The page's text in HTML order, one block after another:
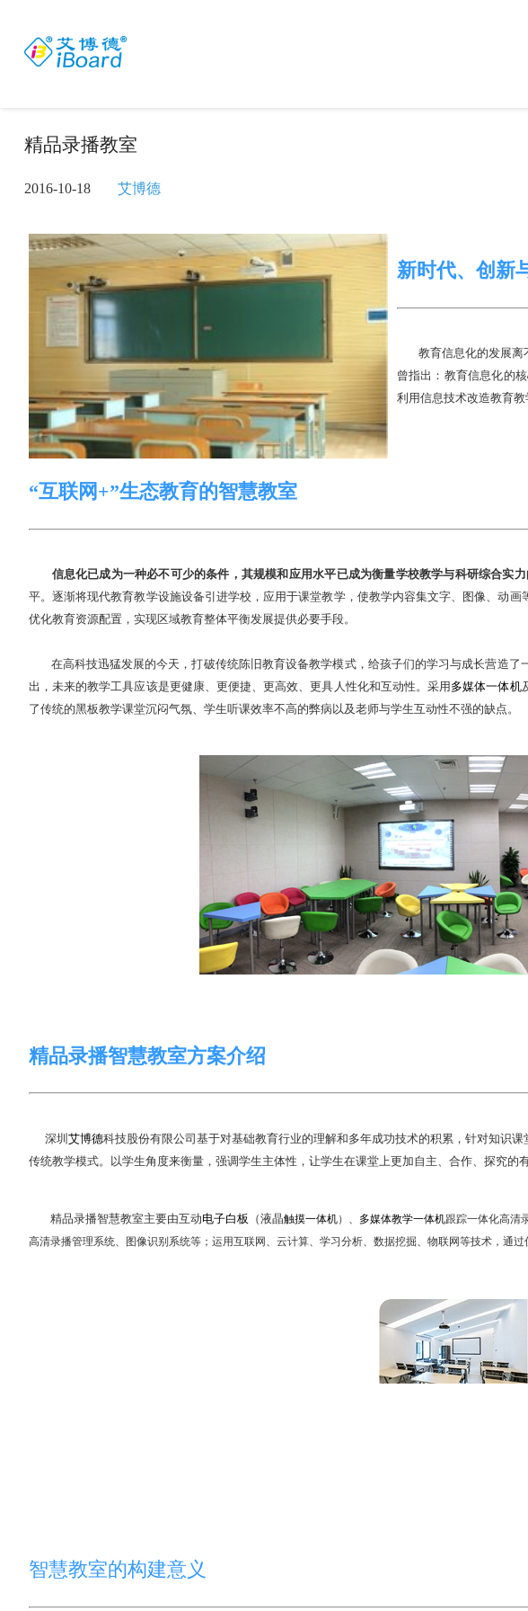
精品录播教室
2016-10-18 艾博德
新时代、创新
教育信息化的发展离不
曾指出：教育信息化的
利用信息技术改造教育
“互联网+”生态教育的智慧教室
信息化已成为一种必不可少的条件，其规模和应用水平已成为衡量学校教学与科研综合实力
平。逐渐将现代教育教学设施设备引进学校，应用于课堂教学，使教学内容集文字、图像、动
优化教育资源配置，实现区域教育整体平衡发展提供必要手段。
在高科技迅猛发展的今天，打破传统陈旧教育设备教学模式，给孩子们的学习与成长营造了
出，未来的教学工具应该是更健康、更便捷、更高效、更具人性化和互动性。采用 多媒体一体机
了传统的黑板教学课堂沉闷气氛、学生听课效率不高的弊病以及老师与学生互动性不强的缺点。
精品录播智慧教室方案介绍
深圳 艾博德科技股份有限公司基于对基础教育行业的理解和多年成功技术的积累，针对知识
传统教学模式。以学生角度来衡量，强调学生主体性，让学生在课堂上更加自主、合作、探究的
精品录播智慧教室主要由互动电子白板 （液晶触摸一体机）、 多媒体教学一体机跟踪一体化高清
高清录播管理系统、图像识别系统等；运用互联网、云计算、学习分析、数据挖掘、物联网等技术，通
智慧教室的构建意义